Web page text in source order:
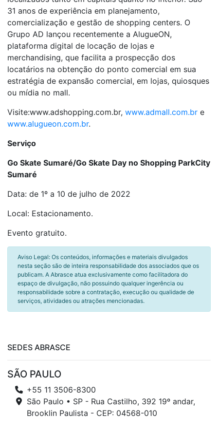
31 anos de experiência em planejamento,
comercialização e gestão de shopping centers. O
Grupo AD lançou recentemente a AlugueON,
plataforma digital de locação de lojas e
merchandising, que facilita a prospecção dos
locatários na obtenção do ponto comercial em sua
estratégia de expansão comercial, em lojas, quiosques
ou mídia no mall.
Visite:www.adshopping.com.br, www.admall.com.br e
www.alugueon.com.br.
Serviço
Go Skate Sumaré/Go Skate Day no Shopping ParkCity
Sumaré
Data: de 1º a 10 de julho de 2022
Local: Estacionamento.
Evento gratuito.
Aviso Legal: Os conteúdos, informações e materiais divulgados
nesta seção são de inteira responsabilidade dos associados que os
publicam. A Abrasce atua exclusivamente como facilitadora do
espaço de divulgação, não possuindo qualquer ingerência ou
responsabilidade sobre a contratação, execução ou qualidade de
serviços, atividades ou atrações mencionadas.
SEDES ABRASCE
SÃO PAULO
+55 11 3506-8300
São Paulo • SP - Rua Castilho, 392 19º andar,
Brooklin Paulista - CEP: 04568-010